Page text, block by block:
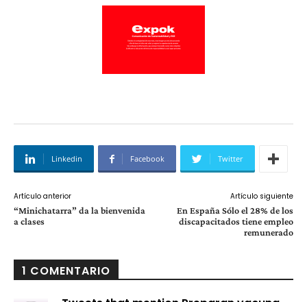
Linkedin Facebook Twitter
Artículo anterior
“Minichatarra” da la bienvenida
a clases
Artículo siguiente
En España Sólo el 28% de los
discapacitados tiene empleo
remunerado
1 COMENTARIO